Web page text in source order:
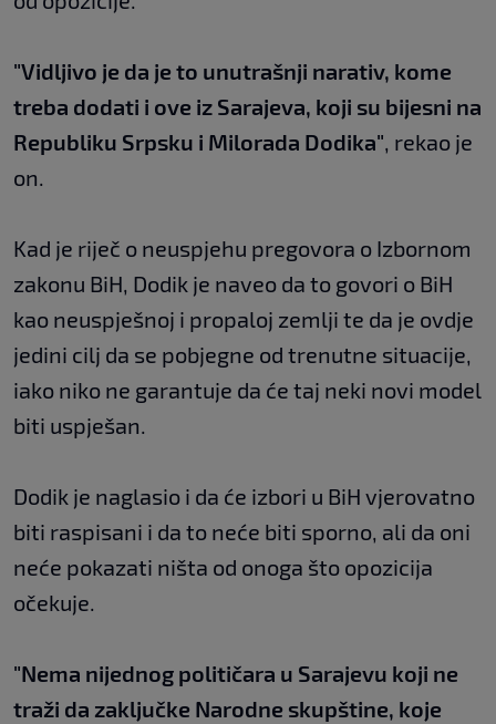
"Vidljivo je da je to unutrašnji narativ, kome
treba dodati i ove iz Sarajeva, koji su bijesni na
Republiku Srpsku i Milorada Dodika", rekao je
on.
Kad je riječ o neuspjehu pregovora o Izbornom
zakonu BiH, Dodik je naveo da to govori o BiH
kao neuspješnoj i propaloj zemlji te da je ovdje
jedini cilj da se pobjegne od trenutne situacije,
iako niko ne garantuje da će taj neki novi model
biti uspješan.
Dodik je naglasio i da će izbori u BiH vjerovatno
biti raspisani i da to neće biti sporno, ali da oni
neće pokazati ništa od onoga što opozicija
očekuje.
"Nema nijednog političara u Sarajevu koji ne
traži da zaključke Narodne skupštine, koje